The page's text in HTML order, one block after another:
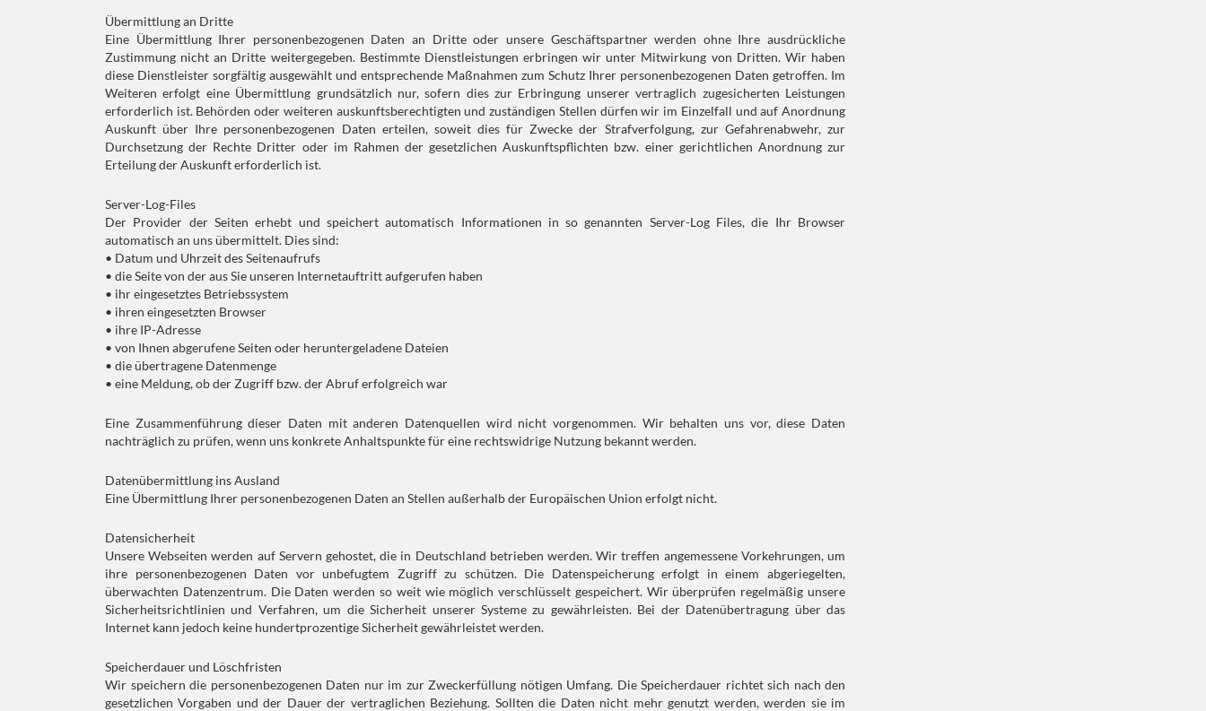
Übermittlung an Dritte
Eine Übermittlung Ihrer personenbezogenen Daten an Dritte oder unsere Geschäftspartner werden ohne Ihre ausdrückliche
Zustimmung nicht an Dritte weitergegeben. Bestimmte Dienstleistungen erbringen wir unter Mitwirkung von Dritten. Wir haben
diese Dienstleister sorgfältig ausgewählt und entsprechende Maßnahmen zum Schutz Ihrer personenbezogenen Daten getroffen. Im
Weiteren erfolgt eine Übermittlung grundsätzlich nur, sofern dies zur Erbringung unserer vertraglich zugesicherten Leistungen
erforderlich ist. Behörden oder weiteren auskunftsberechtigten und zuständigen Stellen dürfen wir im Einzelfall und auf Anordnung
Auskunft über Ihre personenbezogenen Daten erteilen, soweit dies für Zwecke der Strafverfolgung, zur Gefahrenabwehr, zur
Durchsetzung der Rechte Dritter oder im Rahmen der gesetzlichen Auskunftspflichten bzw. einer gerichtlichen Anordnung zur
Erteilung der Auskunft erforderlich ist.
Server-Log-Files
Der Provider der Seiten erhebt und speichert automatisch Informationen in so genannten Server-Log Files, die Ihr Browser
automatisch an uns übermittelt. Dies sind:
• Datum und Uhrzeit des Seitenaufrufs
• die Seite von der aus Sie unseren Internetauftritt aufgerufen haben
• ihr eingesetztes Betriebssystem
• ihren eingesetzten Browser
• ihre IP-Adresse
• von Ihnen abgerufene Seiten oder heruntergeladene Dateien
• die übertragene Datenmenge
• eine Meldung, ob der Zugriff bzw. der Abruf erfolgreich war
Eine Zusammenführung dieser Daten mit anderen Datenquellen wird nicht vorgenommen. Wir behalten uns vor, diese Daten
nachträglich zu prüfen, wenn uns konkrete Anhaltspunkte für eine rechtswidrige Nutzung bekannt werden.
Datenübermittlung ins Ausland
Eine Übermittlung Ihrer personenbezogenen Daten an Stellen außerhalb der Europäischen Union erfolgt nicht.
Datensicherheit
Unsere Webseiten werden auf Servern gehostet, die in Deutschland betrieben werden. Wir treffen angemessene Vorkehrungen, um
ihre personenbezogenen Daten vor unbefugtem Zugriff zu schützen. Die Datenspeicherung erfolgt in einem abgeriegelten,
überwachten Datenzentrum. Die Daten werden so weit wie möglich verschlüsselt gespeichert. Wir überprüfen regelmäßig unsere
Sicherheitsrichtlinien und Verfahren, um die Sicherheit unserer Systeme zu gewährleisten. Bei der Datenübertragung über das
Internet kann jedoch keine hundertprozentige Sicherheit gewährleistet werden.
Speicherdauer und Löschfristen
Wir speichern die personenbezogenen Daten nur im zur Zweckerfüllung nötigen Umfang. Die Speicherdauer richtet sich nach den
gesetzlichen Vorgaben und der Dauer der vertraglichen Beziehung. Sollten die Daten nicht mehr genutzt werden, werden sie im